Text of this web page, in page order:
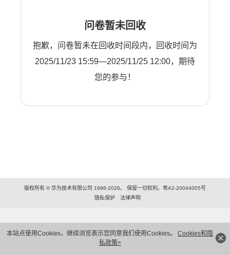
本站点使用Cookies，继续浏览表示您同意我们使用Cookies。 Cookies和隐
私政策>
问卷暂未回收
抱歉，问卷暂未在回收时间段内，回收时间为
2025/11/23 15:59—2025/11/25 12:00，期待
您的参与！
版权所有 © 华为技术有限公司 1998-2026。 保留一切权利。粤A2-20044005号
隐私保护
法律声明